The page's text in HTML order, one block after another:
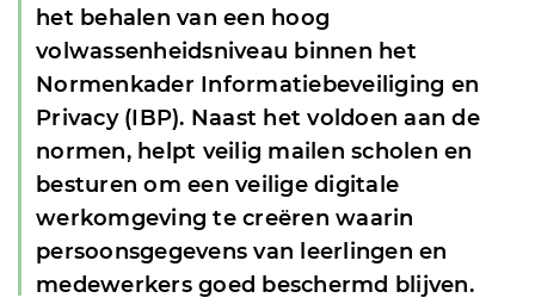
het behalen van een hoog
volwassenheidsniveau binnen het
Normenkader Informatiebeveiliging en
Privacy (IBP). Naast het voldoen aan de
normen, helpt veilig mailen scholen en
besturen om een veilige digitale
werkomgeving te creëren waarin
persoonsgegevens van leerlingen en
medewerkers goed beschermd blijven.